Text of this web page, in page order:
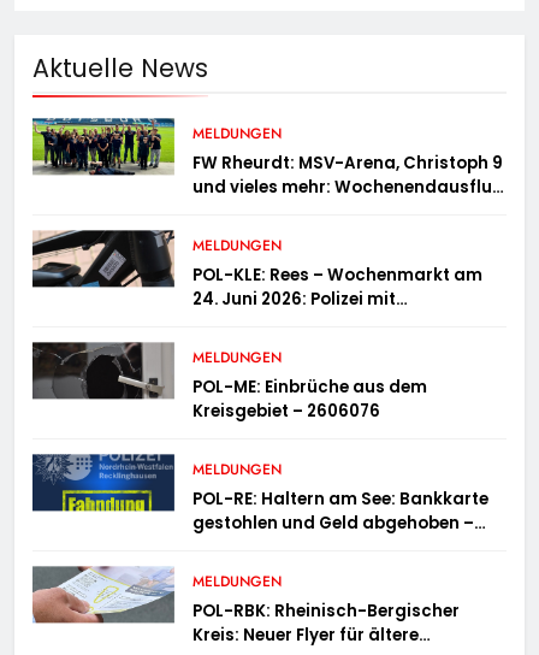
Aktuelle News
MELDUNGEN
FW Rheurdt: MSV-Arena, Christoph 9
und vieles mehr: Wochenendausflug
MELDUNGEN
POL-KLE: Rees – Wochenmarkt am
24. Juni 2026: Polizei mit
Fahrradcodierung möglich
MELDUNGEN
POL-ME: Einbrüche aus dem
Kreisgebiet – 2606076
MELDUNGEN
POL-RE: Haltern am See: Bankkarte
gestohlen und Geld abgehoben –
MELDUNGEN
POL-RBK: Rheinisch-Bergischer
Kreis: Neuer Flyer für ältere